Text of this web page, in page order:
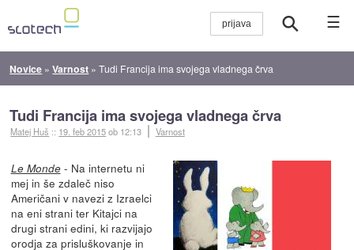
☰
Novice »Varnost »Tudi Francija ima svojega vladnega črva
Tudi Francija ima svojega vladnega črva
Matej Huš :: 19. feb 2015ob 12:13 Varnost
Le Monde- Na internetu ni
mej in še zdaleč niso
Američani v navezi z Izraelci
na eni strani ter Kitajci na
drugi strani edini, ki razvijajo
orodja za prisluškovanje in